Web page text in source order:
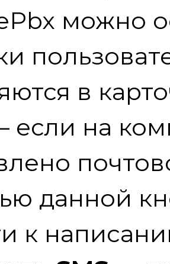
можно
в
если на
данной
к